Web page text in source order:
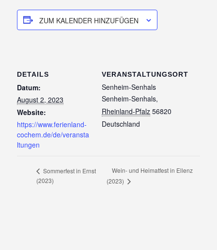
ZUM KALENDER HINZUFÜGEN
DETAILS
Datum:
August 2, 2023
Website:
https://www.ferienland-
cochem.de/de/veransta
ltungen
VERANSTALTUNGSORT
Senheim-Senhals
Senheim-Senhals,
Rheinland-Pfalz 56820
Deutschland
Sommerfest in Ernst
(2023)
Wein- und Heimatfest in Ellenz
(2023)